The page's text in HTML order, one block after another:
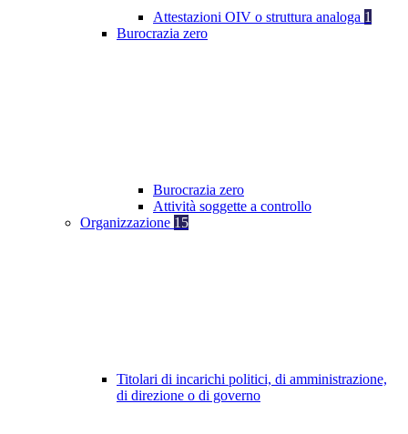
Attestazioni OIV o struttura analoga 1
Burocrazia zero
Burocrazia zero
Attività soggette a controllo
Organizzazione 15
Titolari di incarichi politici, di amministrazione,
di direzione o di governo